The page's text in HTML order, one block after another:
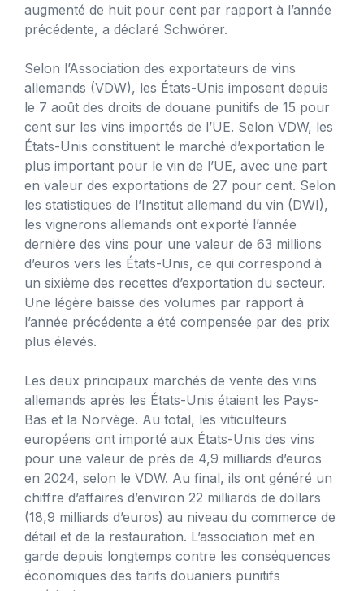
augmenté de huit pour cent par rapport à l’année
précédente, a déclaré Schwörer.
Selon l’Association des exportateurs de vins
allemands (VDW), les États-Unis imposent depuis
le 7 août des droits de douane punitifs de 15 pour
cent sur les vins importés de l’UE. Selon VDW, les
États-Unis constituent le marché d’exportation le
plus important pour le vin de l’UE, avec une part
en valeur des exportations de 27 pour cent. Selon
les statistiques de l’Institut allemand du vin (DWI),
les vignerons allemands ont exporté l’année
dernière des vins pour une valeur de 63 millions
d’euros vers les États-Unis, ce qui correspond à
un sixième des recettes d’exportation du secteur.
Une légère baisse des volumes par rapport à
l’année précédente a été compensée par des prix
plus élevés.
Les deux principaux marchés de vente des vins
allemands après les États-Unis étaient les Pays-
Bas et la Norvège. Au total, les viticulteurs
européens ont importé aux États-Unis des vins
pour une valeur de près de 4,9 milliards d’euros
en 2024, selon le VDW. Au final, ils ont généré un
chiffre d’affaires d’environ 22 milliards de dollars
(18,9 milliards d’euros) au niveau du commerce de
détail et de la restauration. L’association met en
garde depuis longtemps contre les conséquences
économiques des tarifs douaniers punitifs